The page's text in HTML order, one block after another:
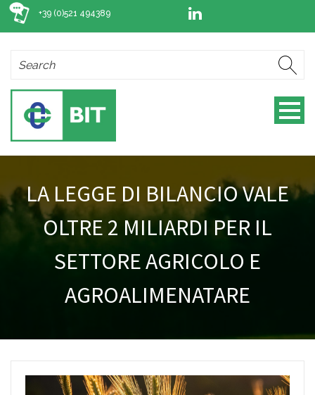
+39 (0)521 494389
LA LEGGE DI BILANCIO VALE
OLTRE 2 MILIARDI PER IL
SETTORE AGRICOLO E
AGROALIMENATARE